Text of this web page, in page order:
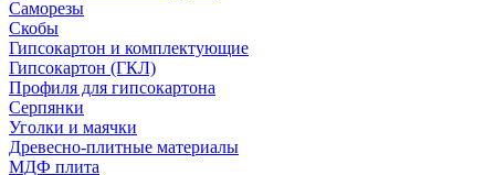
Саморезы
Скобы
Гипсокартон и комплектующие
Гипсокартон (ГКЛ)
Профиля для гипсокартона
Серпянки
Уголки и маячки
Древесно-плитные материалы
МДФ плита